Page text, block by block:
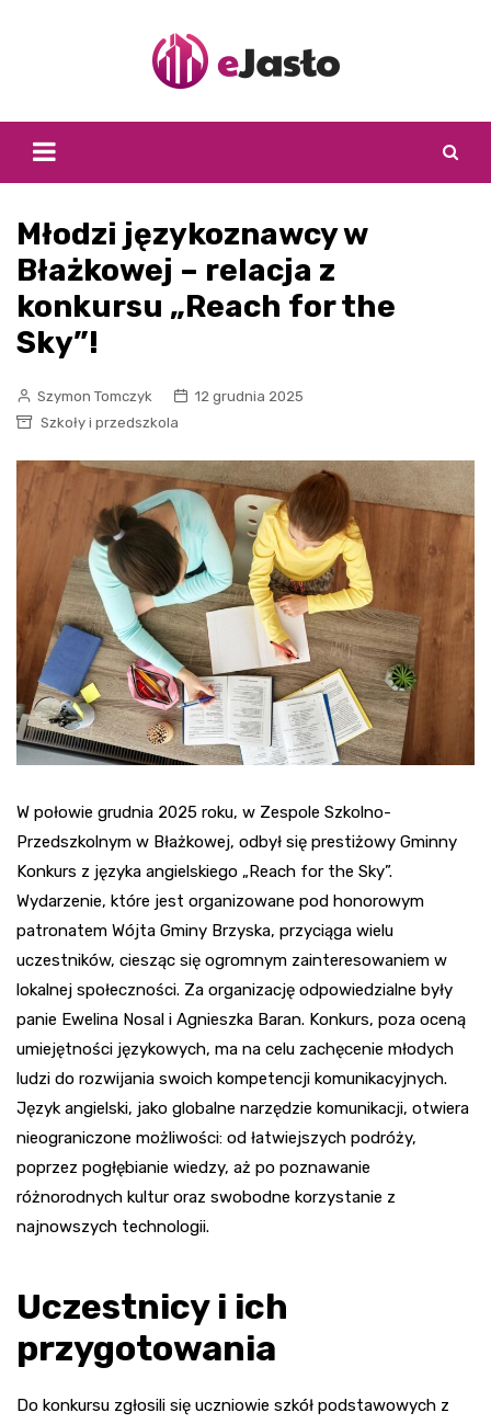
Młodzi językoznawcy w
Błażkowej – relacja z
konkursu „Reach for the
Sky”!
Szymon Tomczyk
12 grudnia 2025
Szkoły i przedszkola
W połowie grudnia 2025 roku, w Zespole Szkolno-
Przedszkolnym w Błażkowej, odbył się prestiżowy Gminny
Konkurs z języka angielskiego „Reach for the Sky”.
Wydarzenie, które jest organizowane pod honorowym
patronatem Wójta Gminy Brzyska, przyciąga wielu
uczestników, ciesząc się ogromnym zainteresowaniem w
lokalnej społeczności. Za organizację odpowiedzialne były
panie Ewelina Nosal i Agnieszka Baran. Konkurs, poza oceną
umiejętności językowych, ma na celu zachęcenie młodych
ludzi do rozwijania swoich kompetencji komunikacyjnych.
Język angielski, jako globalne narzędzie komunikacji, otwiera
nieograniczone możliwości: od łatwiejszych podróży,
poprzez pogłębianie wiedzy, aż po poznawanie
różnorodnych kultur oraz swobodne korzystanie z
najnowszych technologii.
Uczestnicy i ich
przygotowania
Do konkursu zgłosili się uczniowie szkół podstawowych z